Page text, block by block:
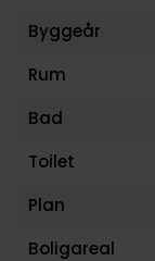
Byggeår
Rum
Bad
Toilet
Plan
Boligareal